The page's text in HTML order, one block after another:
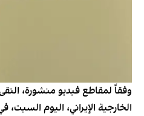
وفقاً لمقاطع فيديو منشورة،
الخارجية الإيراني، اليوم